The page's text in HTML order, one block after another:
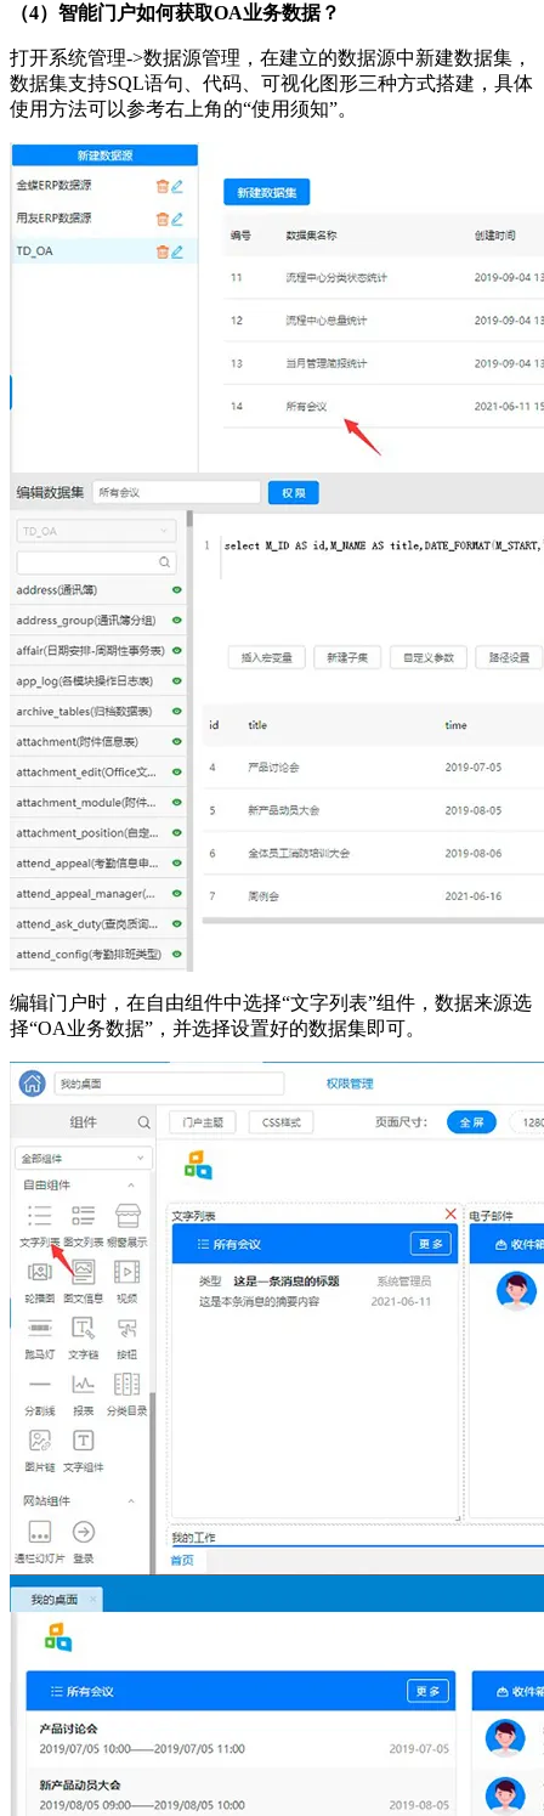
（4）智能门户如何获取OA业务数据？
打开系统管理->数据源管理，在建立的数据源中新建数据集，
数据集支持SQL语句、代码、可视化图形三种方式搭建，具体
使用方法可以参考右上角的“使用须知”。
编辑门户时，在自由组件中选择“文字列表”组件，数据来源选
择“OA业务数据”，并选择设置好的数据集即可。